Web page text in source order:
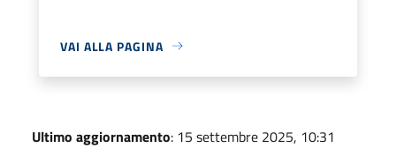
VAI ALLA PAGINA
Ultimo aggiornamento: 15 settembre 2025, 10:31